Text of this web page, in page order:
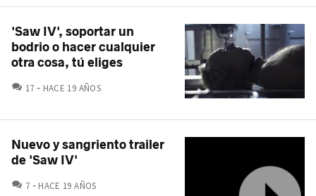
'Saw IV', soportar un
bodrio o hacer cualquier
otra cosa, tú eliges
17 COMENTARIOS
HACE 19 AÑOS
Nuevo y sangriento trailer
de 'Saw IV'
7 COMENTARIOS
HACE 19 AÑOS